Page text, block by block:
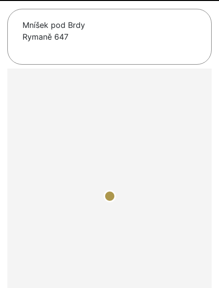
Mníšek pod Brdy
Rymaně 647